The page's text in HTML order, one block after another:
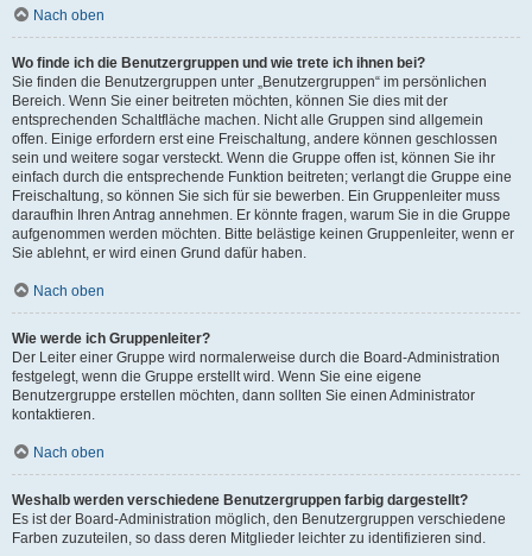
Nach oben
Wo finde ich die Benutzergruppen und wie trete ich ihnen bei?
Sie finden die Benutzergruppen unter „Benutzergruppen“ im persönlichen
Bereich. Wenn Sie einer beitreten möchten, können Sie dies mit der
entsprechenden Schaltfläche machen. Nicht alle Gruppen sind allgemein
offen. Einige erfordern erst eine Freischaltung, andere können geschlossen
sein und weitere sogar versteckt. Wenn die Gruppe offen ist, können Sie ihr
einfach durch die entsprechende Funktion beitreten; verlangt die Gruppe eine
Freischaltung, so können Sie sich für sie bewerben. Ein Gruppenleiter muss
daraufhin Ihren Antrag annehmen. Er könnte fragen, warum Sie in die Gruppe
aufgenommen werden möchten. Bitte belästige keinen Gruppenleiter, wenn er
Sie ablehnt, er wird einen Grund dafür haben.
Nach oben
Wie werde ich Gruppenleiter?
Der Leiter einer Gruppe wird normalerweise durch die Board-Administration
festgelegt, wenn die Gruppe erstellt wird. Wenn Sie eine eigene
Benutzergruppe erstellen möchten, dann sollten Sie einen Administrator
kontaktieren.
Nach oben
Weshalb werden verschiedene Benutzergruppen farbig dargestellt?
Es ist der Board-Administration möglich, den Benutzergruppen verschiedene
Farben zuzuteilen, so dass deren Mitglieder leichter zu identifizieren sind.